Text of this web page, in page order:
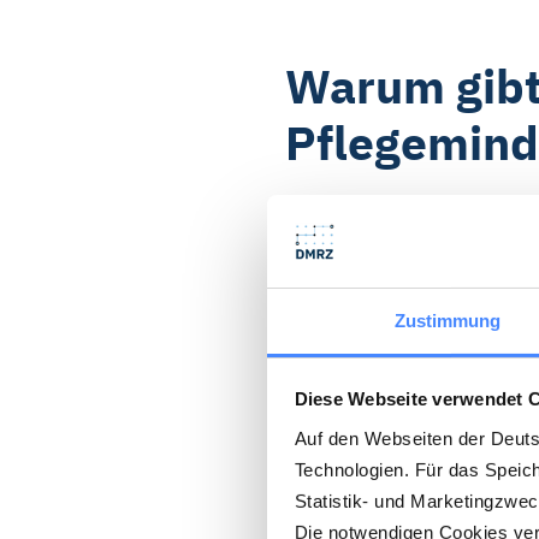
Zustimmung
Diese Webseite verwendet
Auf den Webseiten der
Technologien. Für das
Statistik- und
Die notwendigen Cookies
Warum
Seit 2010 gibt es in der
Deutschland stärken:
Bundesamt,
mit einemPflegegrad
Pflegeberufe attraktiv
Seit 2015 gibt es in
beträgt dieser 13,90